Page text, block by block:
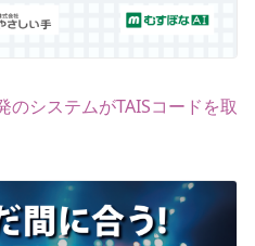
のシステムがTAISコードを取